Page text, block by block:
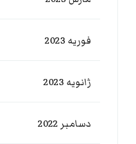
فوریه 2023
ژانویه 2023
دسامبر 2022